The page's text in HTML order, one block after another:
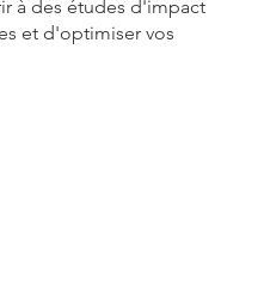
à des études d'impact
et d'optimiser vos